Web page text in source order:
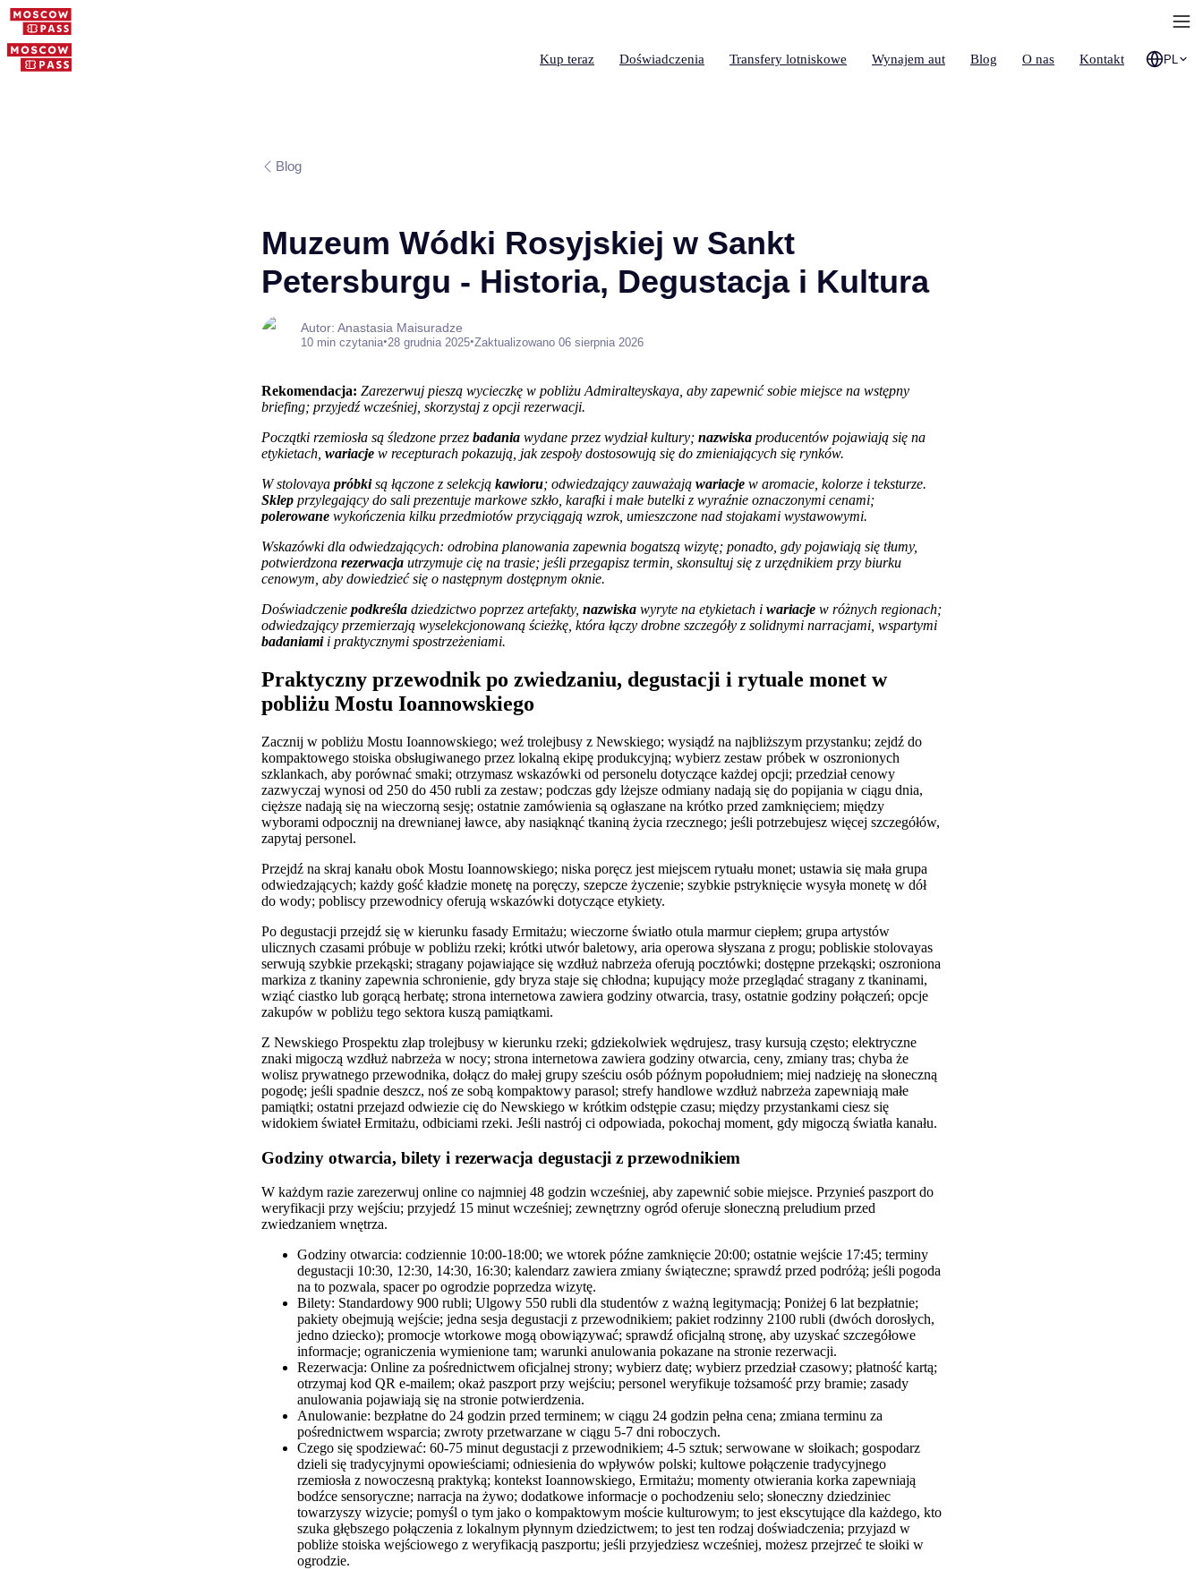
Kup teraz Doświadczenia Transfery lotniskowe Wynajem aut Blog O nas Kontakt PL
Blog
Muzeum Wódki Rosyjskiej w Sankt
Petersburgu - Historia, Degustacja i Kultura
Autor: Anastasia Maisuradze
10 min czytania•28 grudnia 2025•Zaktualizowano 06 sierpnia 2026
Rekomendacja: Zarezerwuj pieszą wycieczkę w pobliżu Admiralteyskaya, aby zapewnić sobie miejsce na wstępny
briefing; przyjedź wcześniej, skorzystaj z opcji rezerwacji.
Początki rzemiosła są śledzone przez badania wydane przez wydział kultury; nazwiska producentów pojawiają się na
etykietach, wariacje w recepturach pokazują, jak zespoły dostosowują się do zmieniających się rynków.
W stolovaya próbkisą łączone z selekcją kawioru; odwiedzający zauważają wariacje w aromacie, kolorze i teksturze.
Sklep przylegający do sali prezentuje markowe szkło, karafki i małe butelki z wyraźnie oznaczonymi cenami;
polerowane wykończenia kilku przedmiotów przyciągają wzrok, umieszczone nad stojakami wystawowymi.
Wskazówki dla odwiedzających: odrobina planowania zapewnia bogatszą wizytę; ponadto, gdy pojawiają się tłumy,
potwierdzona rezerwacja utrzymuje cię na trasie; jeśli przegapisz termin, skonsultuj się z urzędnikiem przy biurku
cenowym, aby dowiedzieć się o następnym dostępnym oknie.
Doświadczenie podkreśla dziedzictwo poprzez artefakty, nazwiska wyryte na etykietach i wariacje w różnych regionach;
odwiedzający przemierzają wyselekcjonowaną ścieżkę, która łączy drobne szczegóły z solidnymi narracjami, wspartymi
badaniamii praktycznymi spostrzeżeniami.
Praktyczny przewodnik po zwiedzaniu, degustacji i rytuale monet w
pobliżu Mostu Ioannowskiego
Zacznij w pobliżu Mostu Ioannowskiego; weź trolejbusy z Newskiego; wysiądź na najbliższym przystanku; zejdź do
kompaktowego stoiska obsługiwanego przez lokalną ekipę produkcyjną; wybierz zestaw próbek w oszronionych
szklankach, aby porównać smaki; otrzymasz wskazówki od personelu dotyczące każdej opcji; przedział cenowy
zazwyczaj wynosi od 250 do 450 rubli za zestaw; podczas gdy lżejsze odmiany nadają się do popijania w ciągu dnia,
cięższe nadają się na wieczorną sesję; ostatnie zamówienia są ogłaszane na krótko przed zamknięciem; między
wyborami odpocznij na drewnianej ławce, aby nasiąknąć tkaniną życia rzecznego; jeśli potrzebujesz więcej szczegółów,
zapytaj personel.
Przejdź na skraj kanału obok Mostu Ioannowskiego; niska poręcz jest miejscem rytuału monet; ustawia się mała grupa
odwiedzających; każdy gość kładzie monetę na poręczy, szepcze życzenie; szybkie pstryknięcie wysyła monetę w dół
do wody; pobliscy przewodnicy oferują wskazówki dotyczące etykiety.
Po degustacji przejdź się w kierunku fasady Ermitażu; wieczorne światło otula marmur ciepłem; grupa artystów
ulicznych czasami próbuje w pobliżu rzeki; krótki utwór baletowy, aria operowa słyszana z progu; pobliskie stolovayas
serwują szybkie przekąski; stragany pojawiające się wzdłuż nabrzeża oferują pocztówki; dostępne przekąski; oszroniona
markiza z tkaniny zapewnia schronienie, gdy bryza staje się chłodna; kupujący może przeglądać stragany z tkaninami,
wziąć ciastko lub gorącą herbatę; strona internetowa zawiera godziny otwarcia, trasy, ostatnie godziny połączeń; opcje
zakupów w pobliżu tego sektora kuszą pamiątkami.
Z Newskiego Prospektu złap trolejbusy w kierunku rzeki; gdziekolwiek wędrujesz, trasy kursują często; elektryczne
znaki migoczą wzdłuż nabrzeża w nocy; strona internetowa zawiera godziny otwarcia, ceny, zmiany tras; chyba że
wolisz prywatnego przewodnika, dołącz do małej grupy sześciu osób późnym popołudniem; miej nadzieję na słoneczną
pogodę; jeśli spadnie deszcz, noś ze sobą kompaktowy parasol; strefy handlowe wzdłuż nabrzeża zapewniają małe
pamiątki; ostatni przejazd odwiezie cię do Newskiego w krótkim odstępie czasu; między przystankami ciesz się
widokiem świateł Ermitażu, odbiciami rzeki. Jeśli nastrój ci odpowiada, pokochaj moment, gdy migoczą światła kanału.
Godziny otwarcia, bilety i rezerwacja degustacji z przewodnikiem
W każdym razie zarezerwuj online co najmniej 48 godzin wcześniej, aby zapewnić sobie miejsce. Przynieś paszport do
weryfikacji przy wejściu; przyjedź 15 minut wcześniej; zewnętrzny ogród oferuje słoneczną preludium przed
zwiedzaniem wnętrza.
Godziny otwarcia: codziennie 10:00-18:00; we wtorek późne zamknięcie 20:00; ostatnie wejście 17:45; terminy
degustacji 10:30, 12:30, 14:30, 16:30; kalendarz zawiera zmiany świąteczne; sprawdź przed podróżą; jeśli pogoda
na to pozwala, spacer po ogrodzie poprzedza wizytę.
Bilety: Standardowy 900 rubli; Ulgowy 550 rubli dla studentów z ważną legitymacją; Poniżej 6 lat bezpłatnie;
pakiety obejmują wejście; jedna sesja degustacji z przewodnikiem; pakiet rodzinny 2100 rubli (dwóch dorosłych,
jedno dziecko); promocje wtorkowe mogą obowiązywać; sprawdź oficjalną stronę, aby uzyskać szczegółowe
informacje; ograniczenia wymienione tam; warunki anulowania pokazane na stronie rezerwacji.
Rezerwacja: Online za pośrednictwem oficjalnej strony; wybierz datę; wybierz przedział czasowy; płatność kartą;
otrzymaj kod QR e-mailem; okaż paszport przy wejściu; personel weryfikuje tożsamość przy bramie; zasady
anulowania pojawiają się na stronie potwierdzenia.
Anulowanie: bezpłatne do 24 godzin przed terminem; w ciągu 24 godzin pełna cena; zmiana terminu za
pośrednictwem wsparcia; zwroty przetwarzane w ciągu 5-7 dni roboczych.
Czego się spodziewać: 60-75 minut degustacji z przewodnikiem; 4-5 sztuk; serwowane w słoikach; gospodarz
dzieli się tradycyjnymi opowieściami; odniesienia do wpływów polski; kultowe połączenie tradycyjnego
rzemiosła z nowoczesną praktyką; kontekst Ioannowskiego, Ermitażu; momenty otwierania korka zapewniają
bodźce sensoryczne; narracja na żywo; dodatkowe informacje o pochodzeniu selo; słoneczny dziedziniec
towarzyszy wizycie; pomyśl o tym jako o kompaktowym moście kulturowym; to jest ekscytujące dla każdego, kto
szuka głębszego połączenia z lokalnym płynnym dziedzictwem; to jest ten rodzaj doświadczenia; przyjazd w
pobliże stoiska wejściowego z weryfikacją paszportu; jeśli przyjedziesz wcześniej, możesz przejrzeć te słoiki w
ogrodzie.